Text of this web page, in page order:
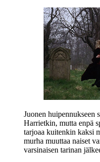
Juonen huipennukseen
Harrietkin, mutta enpä
tarjoaa kuitenkin kaksi
murha muuttaa naiset
varsinaisen tarinan